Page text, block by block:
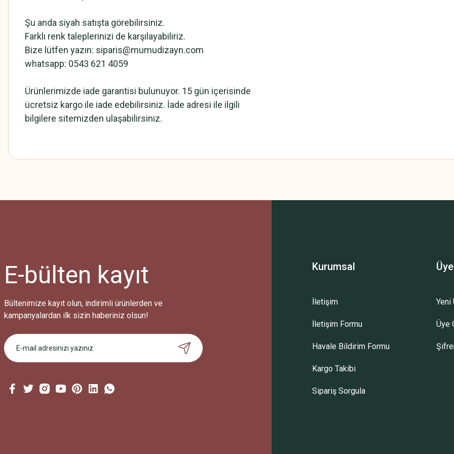
Şu anda siyah satışta görebilirsiniz.
Farklı renk taleplerinizi de karşılayabiliriz.
Bize lütfen yazın: siparis@mumudizayn.com
whatsapp: 0543 621 4059
Ürünlerimizde iade garantisi bulunuyor. 15 gün içerisinde
ücretsiz kargo ile iade edebilirsiniz. İade adresi ile ilgili
bilgilere sitemizden ulaşabilirsiniz.
Bu ürüne benzer farklı alternatifler olmalı.
Gönder
E-bülten kayıt
Bültenimize kayıt olun, indirimli ürünlerden ve
kampanyalardan ilk sizin haberiniz olsun!
Kurumsal
İletişim
İletişim Formu
Havale Bildirim Formu
Kargo Takibi
Sipariş Sorgula
Yeni
Üye